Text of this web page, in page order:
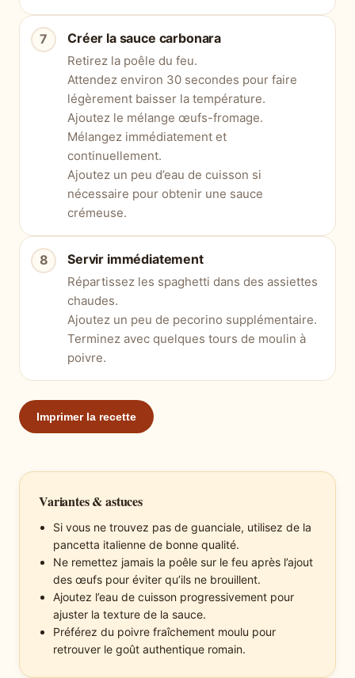
Créer la sauce carbonara
Retirez la poêle du feu.
Attendez environ 30 secondes pour faire
légèrement baisser la température.
Ajoutez le mélange œufs-fromage.
Mélangez immédiatement et
continuellement.
Ajoutez un peu d’eau de cuisson si
nécessaire pour obtenir une sauce
crémeuse.
Servir immédiatement
Répartissez les spaghetti dans des assiettes
chaudes.
Ajoutez un peu de pecorino supplémentaire.
Terminez avec quelques tours de moulin à
poivre.
Imprimer la recette
Variantes & astuces
Si vous ne trouvez pas de guanciale, utilisez de la
pancetta italienne de bonne qualité.
Ne remettez jamais la poêle sur le feu après l’ajout
des œufs pour éviter qu’ils ne brouillent.
Ajoutez l’eau de cuisson progressivement pour
ajuster la texture de la sauce.
Préférez du poivre fraîchement moulu pour
retrouver le goût authentique romain.